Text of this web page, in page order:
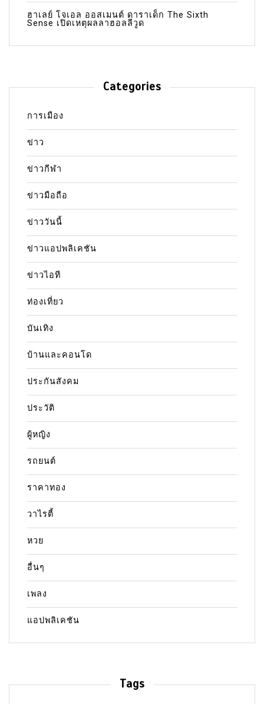
ฮาเลย์ โจเอล ออสเมนต์ ดาราเด็ก The Sixth
Sense เปิดเหตุผลลาฮอลลีวูด
Categories
การเมือง
ข่าว
ข่าวกีฬา
ข่าวมือถือ
ข่าววันนี้
ข่าวแอปพลิเคชัน
ข่าวไอที
ท่องเที่ยว
บันเทิง
บ้านและคอนโด
ประกันสังคม
ประวัติ
ผู้หญิง
รถยนต์
ราคาทอง
วาไรตี้
หวย
อื่นๆ
เพลง
แอปพลิเคชัน
Tags